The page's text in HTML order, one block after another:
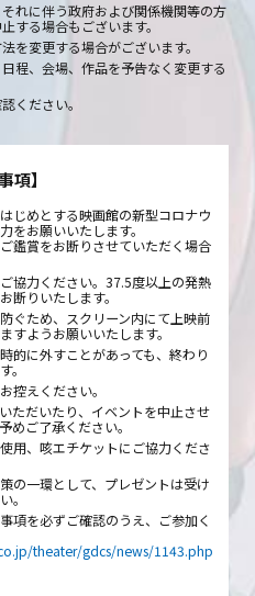
れに伴う政府および関係機関等の方
する場合もございます。
を変更する場合がございます。
程、会場、作品を予告なく変更する
ください。
項】
じめとする映画館の新型コロナウ
をお願いいたします。
鑑賞をお断りさせていただく場合
協力ください。37.5度以上の発熱
断りいたします。
ぐため、スクリーン内にて上映前
すようお願いいたします。
的に外すことがあっても、終わり
。
控えください。
ただいたり、イベントを中止させ
めご了承ください。
用、咳エチケットにご協力くださ
の一環として、プレゼントは受け
。
項を必ずご確認のうえ、ご参加く
theater/gdcs/news/1143.php